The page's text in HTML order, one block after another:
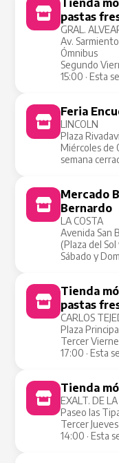
Tienda
pastas
GRAL.
Av.
Ómnibus
Segundo
15:00 · Esta
Feria
LINCOLN
Plaza
Miércoles de
semana
Mercado
Bernardo
LA COSTA
Avenida San
(Plaza del Sol
Sábado y
Tienda
pastas
CARLOS
Plaza
Tercer
17:00 · Esta
Tienda
EXALT. DE
Paseo las
Tercer
14:00 · Esta